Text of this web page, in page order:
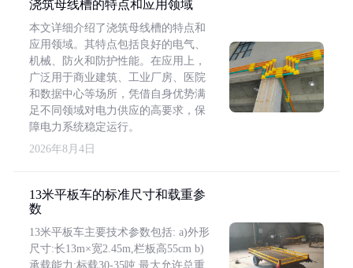
浇筑母线槽的特点和应用领域
本文详细介绍了浇筑母线槽的特点和
应用领域。其特点包括良好的电气、
机械、防火和防护性能。在应用上，
广泛用于商业建筑、工业厂房、医院
和数据中心等场所，凭借自身优势满
足不同领域对电力供应的高要求，保
障电力系统稳定运行。
2026年8月4日
13米平板车的标准尺寸和载重参
数
13米平板车主要技术参数包括: a)外形
尺寸:长13m×宽2.45m,栏板高55cm b)
承载能力:标载30-35吨,最大允许总重